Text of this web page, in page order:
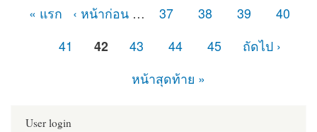
« แรก ‹ หน้าก่อน … 37 38 39
40
41
42 43 44 45
ถัดไป ›
หน้าสุดท้าย »
User login